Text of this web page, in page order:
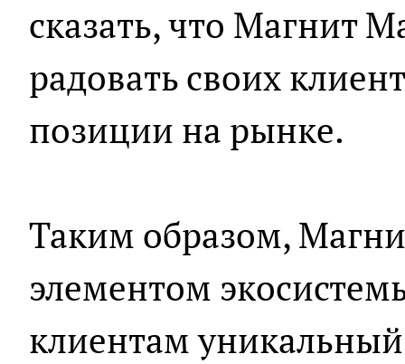
сказать, что Магнит
радовать своих
позиции на рынке.
Таким образом,
элементом
клиентам